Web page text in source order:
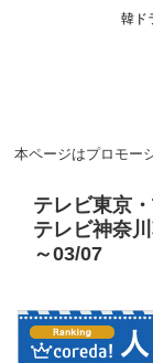
韓ド
本ページはプロモー
テレビ東京
テレビ神奈
～03/07